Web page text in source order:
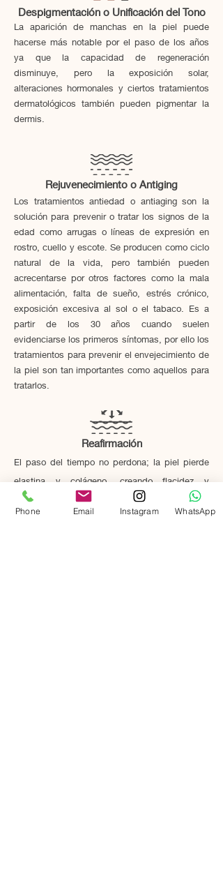
Despigmentación o Unificación del Tono
La aparición de manchas en la piel puede
hacerse más notable por el paso de los años
ya que la capacidad de regeneración
disminuye, pero la exposición solar,
alteraciones hormonales y ciertos tratamientos
dermatológicos también pueden pigmentar la
dermis.
Rejuvenecimiento o Antiging
Los tratamientos antiedad o antiaging son la
solución para prevenir o tratar los signos de la
edad como arrugas o líneas de expresión en
rostro, cuello y escote. Se producen como ciclo
natural de la vida, pero también pueden
acrecentarse por otros factores como la mala
alimentación, falta de sueño, estrés crónico,
exposición excesiva al sol o el tabaco. Es a
partir de los 30 años cuando suelen
evidenciarse los primeros síntomas, por ello los
tratamientos para prevenir el envejecimiento de
la piel son tan importantes como aquellos para
tratarlos.
Reafirmación
El paso del tiempo no perdona; la piel pierde
elastina y colágeno, creando flacidez y
perdiendo su
elasticidad. Un estilo de vida
sedentario o la mala alimentación
Phone Email Instagram WhatsApp